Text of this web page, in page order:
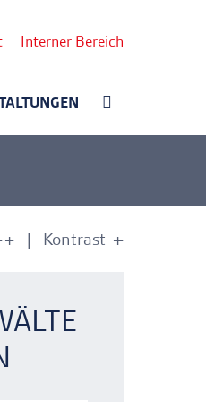
Interner Bereich
Kontrast +
-